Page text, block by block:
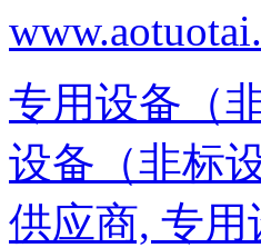
专用设备（
设备（非标
供应商, 专